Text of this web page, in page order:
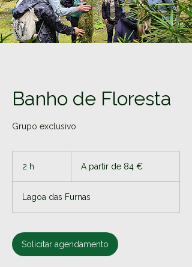
Banho de Floresta
Grupo exclusivo
2 h
euros
A partir de 84 €
Lagoa das Furnas
Solicitar agendamento